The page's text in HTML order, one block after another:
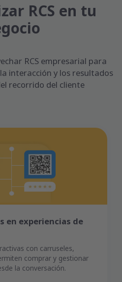
RCS en tu
RCS empresarial para
interacción y los resultados
recorrido del cliente
en experiencias de
con carruseles,
comprar y gestionar
la conversación.